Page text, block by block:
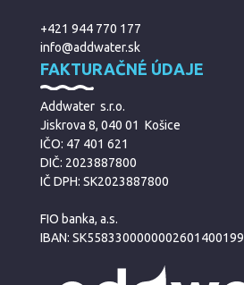
+421 944 770 177
info@addwater.sk
FAKTURAČNÉ ÚDAJE
Addwater s.r.o.
Jiskrova 8, 040 01 Košice
IČO: 47 401 621
DIČ: 2023887800
IČ DPH: SK2023887800
FIO banka, a.s.
IBAN: SK5583300000002601400199